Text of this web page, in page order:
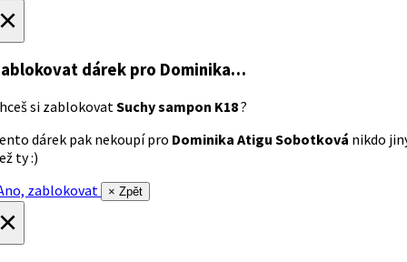
dárek pro Dominika…
si zablokovatSuchy sampon K18?
dárek pak nekoupí pro Dominika Atigu Sobotková nikdo
ty :)
zablokovat
× Zpět